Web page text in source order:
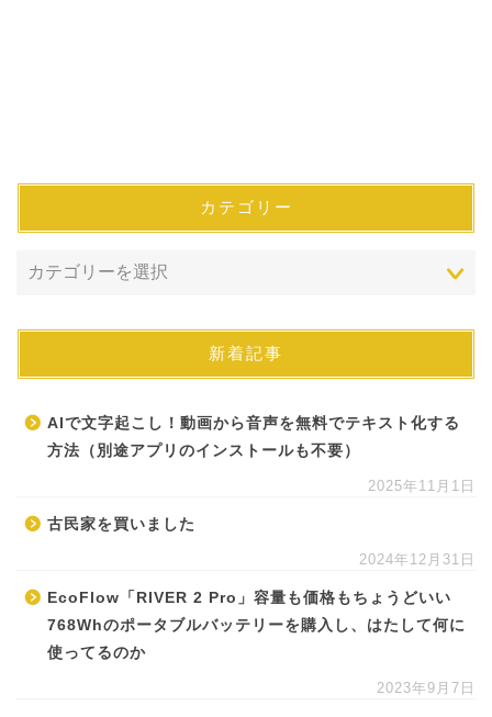
カテゴリー
新着記事
AIで文字起こし！動画から音声を無料でテキスト化する
方法（別途アプリのインストールも不要）
2025年11月1日
古民家を買いました
2024年12月31日
EcoFlow「RIVER 2 Pro」容量も価格もちょうどいい
768Whのポータブルバッテリーを購入し、はたして何に
使ってるのか
2023年9月7日